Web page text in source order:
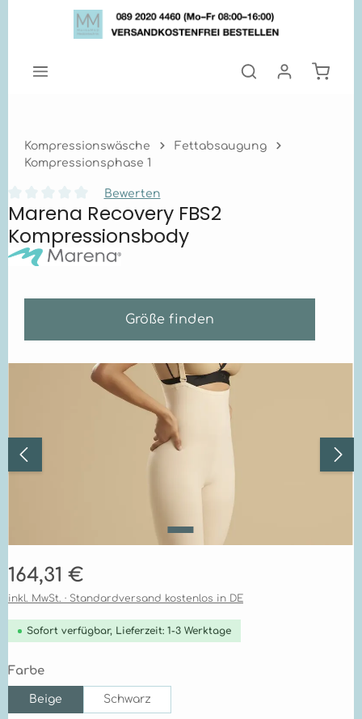
Zum Hauptinhalt springen
Kompressionswäsche
Fettabsaugung
Kompressionsphase 1
Durchschnittliche Bewertung von 0 von 5 Sternen
Bewerten
Marena Recovery FBS2
Kompressionsbody
Größe finden
Bildergalerie überspringen
Regulärer Preis:
164,31 €
inkl. MwSt. · Standardversand kostenlos in DE
Sofort verfügbar, Lieferzeit: 1-3 Werktage
Farbeauswählen
Beige Schwarz